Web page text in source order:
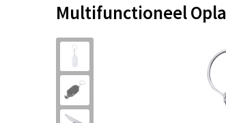
Multifunctioneel